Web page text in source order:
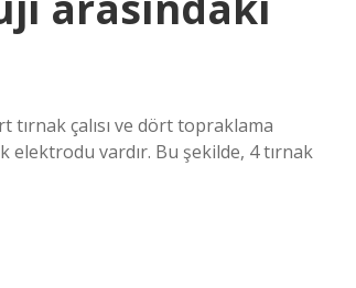
tırnak çalısı ve dört topraklama
elektrodu vardır. Bu şekilde, 4 tırnak